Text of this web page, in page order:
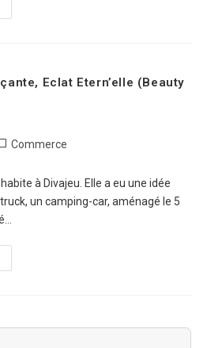
Eclat Etern’elle (Beauty
Commerce
à Divajeu. Elle a eu une idée
un camping-car, aménagé le 5